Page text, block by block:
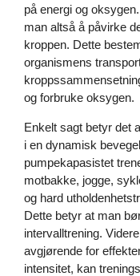
på energi og
man altså å påvirke
kroppen. Dette
organismens
og forbruke oksygen.
Enkelt sagt betyr det
i en dynamisk
pumpekapasistet
motbakke, jogge,
og hard
Dette betyr at man
intervalltrening.
avgjørende for
intensitet, kan